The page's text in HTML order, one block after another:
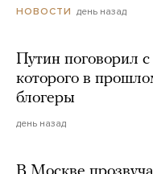
НОВОСТИ день назад
Путин поговорил
которого в
блогеры
день назад